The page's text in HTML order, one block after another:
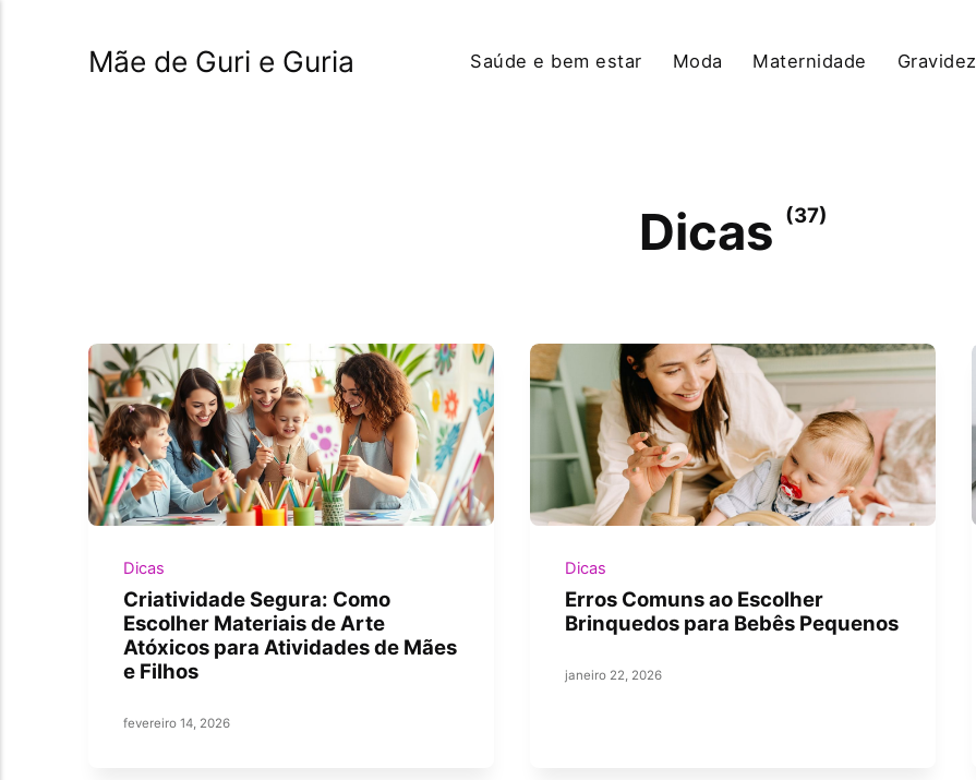
Mãe de Guri e Guria Saúde e bem estar Moda Maternidade Gravidez
Dicas (37)
Dicas
Criatividade Segura: Como
Escolher Materiais de Arte
Atóxicos para Atividades de Mães
e Filhos
fevereiro 14, 2026
Dicas
Erros Comuns ao Escolher
Brinquedos para Bebês Pequenos
janeiro 22, 2026